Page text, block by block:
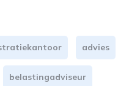
advies
belastingadviseur